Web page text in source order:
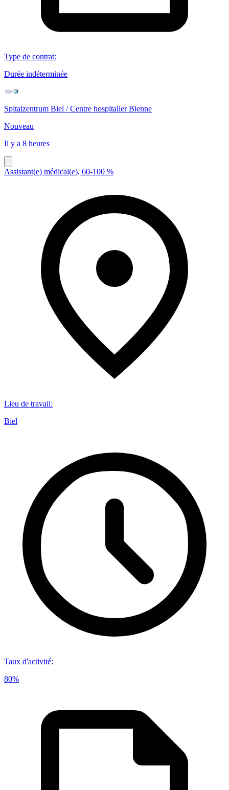
Type de contrat:
Durée indéterminée
Spitalzentrum Biel / Centre hospitalier Bienne
Nouveau
Il y a 8 heures
Assistant(e) médical(e), 60-100 %
Lieu de travail:
Biel
Taux d'activité:
80%